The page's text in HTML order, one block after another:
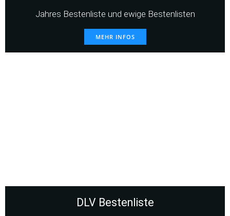
Jahres Bestenliste und ewige Bestenlisten
MEHR INFOS
DLV Bestenliste